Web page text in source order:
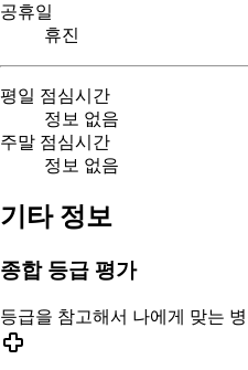
공휴일
휴진
평일 점심시간
정보 없음
주말 점심시간
정보 없음
기타 정보
종합 등급 평가
등급을 참고해서 나에게 맞는